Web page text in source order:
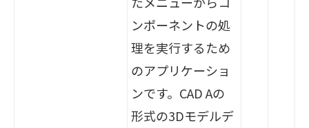
ンポーネントの処
理を実行するため
のアプリケーショ
ンです。CAD Aの
形式の3Dモデルデ